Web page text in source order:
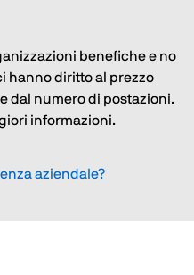
benefiche e no
hanno diritto al prezzo
dal numero di postazioni.
informazioni.
aziendale?